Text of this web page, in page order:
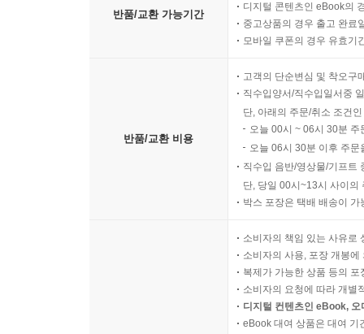
반품/교환 가능기간
디지털 콘텐츠인 eBook의
중고상품의 경우 출고 완료
모바일 쿠폰의 경우 유효기
반품/교환 비용
고객의 단순변심 및 착오구
직수입양서/직수입일서중
단, 아래의 주문/취소 조건
오늘 00시 ~ 06시 30분
오늘 06시 30분 이후 주
직수입 음반/영상물/기프트
단, 당일 00시~13시 사이의
박스 포장은 택배 배송이
소비자의 책임 있는 사유로
소비자의 사용, 포장 개봉
복제가 가능한 상품 등의
소비자의 요청에 따라 개별
디지털 컨텐츠인 eBook,
eBook 대여 상품은 대여 기